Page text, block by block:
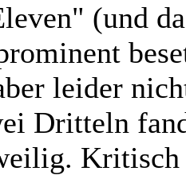
(und
leider
Dritteln
Kritisch